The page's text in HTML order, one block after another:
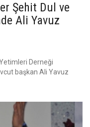
Şehit Dul ve
Ali Yavuz
Derneği
başkan Ali Yavuz